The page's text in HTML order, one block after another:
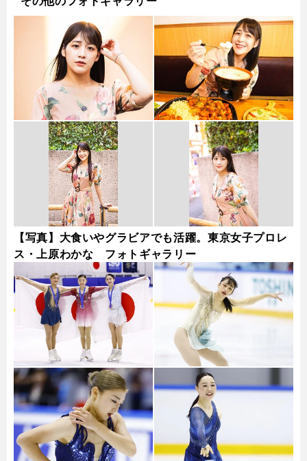
【写真】大食いやグラビアでも活躍。東京女子プロレ
ス・上原わかな フォトギャラリー